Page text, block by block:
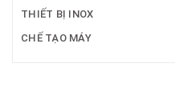
THIẾT BỊ INOX
CHẾ TẠO MÁY